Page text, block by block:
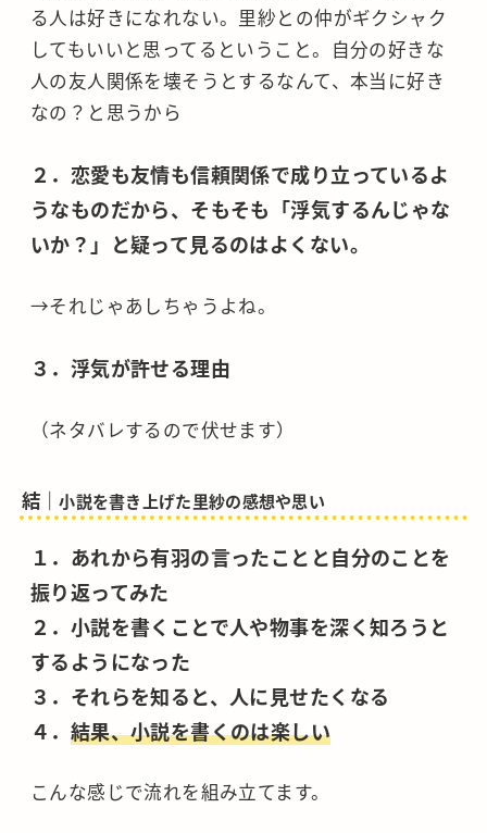
る人は好きになれない。里紗との仲がギクシャク
してもいいと思ってるということ。自分の好きな
人の友人関係を壊そうとするなんて、本当に好き
なの？と思うから
２．恋愛も友情も信頼関係で成り立っているよ
うなものだから、そもそも「浮気するんじゃな
いか？」と疑って見るのはよくない。
→それじゃあしちゃうよね。
３．浮気が許せる理由
（ネタバレするので伏せます）
結｜小説を書き上げた里紗の感想や思い
１．あれから有羽の言ったことと自分のことを
振り返ってみた
２．小説を書くことで人や物事を深く知ろうと
するようになった
３．それらを知ると、人に見せたくなる
４． 結果、小説を書くのは楽しい
こんな感じで流れを組み立てます。